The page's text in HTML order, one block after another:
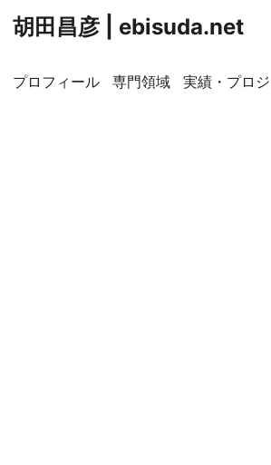
胡田昌彦 | ebisuda.net
プロフィール 専門領域 実績・プロ